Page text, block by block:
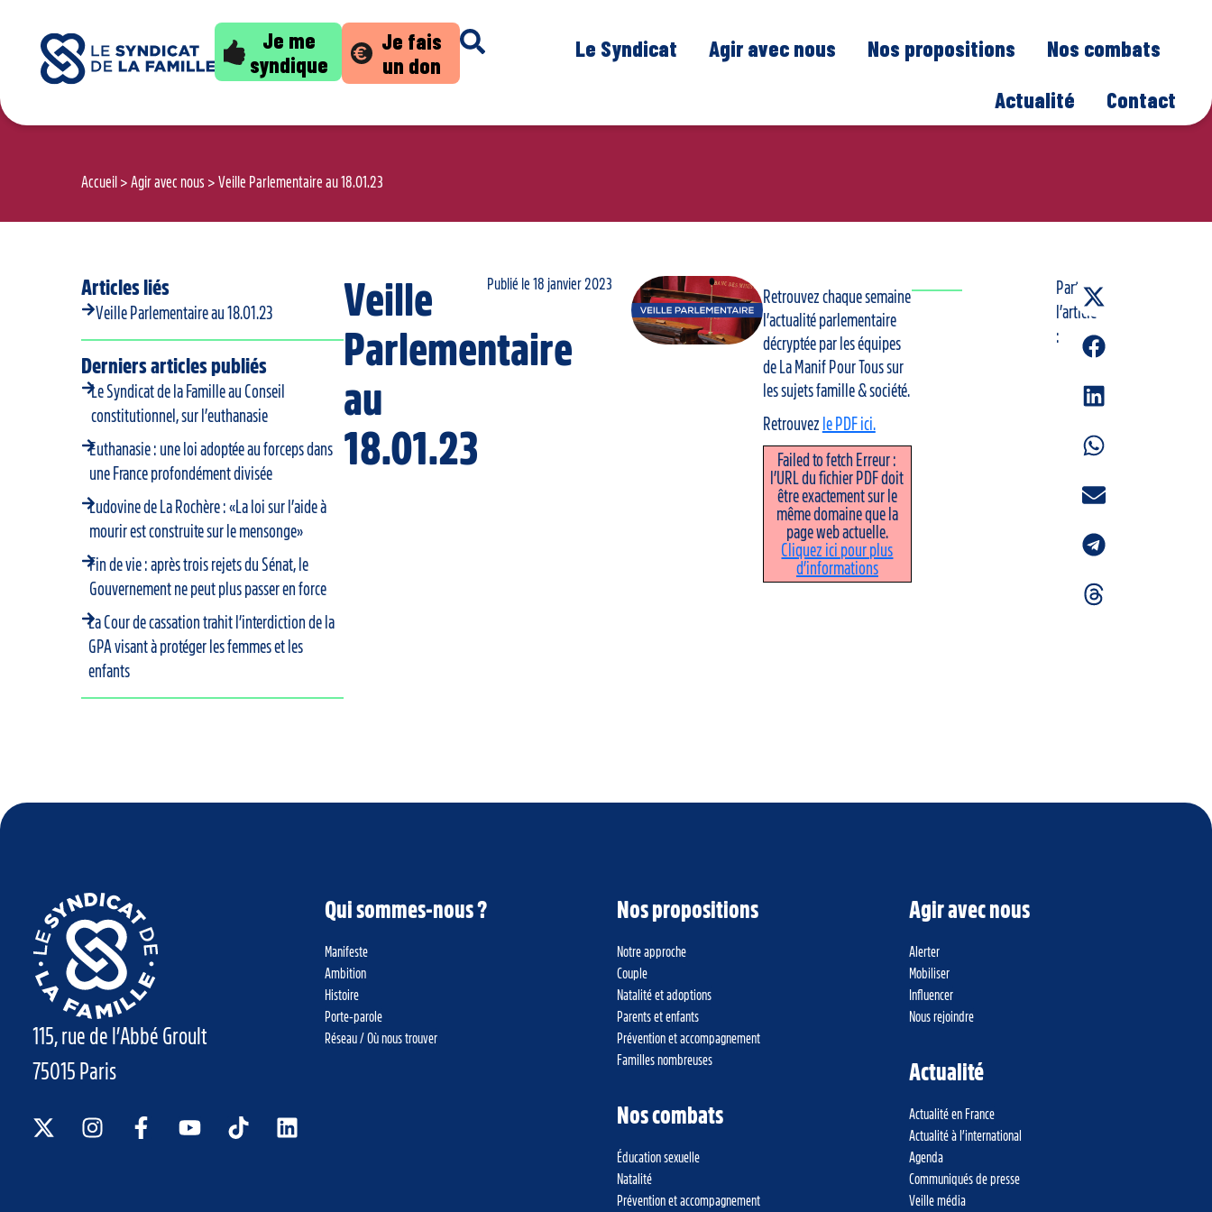
Je me
syndique
Je fais
un don
Le Syndicat Agir avec nous Nos propositions
Nos combats
Actualité
Contact
Accueil > Agir avec nous > Veille Parlementaire au 18.01.23
Articles liés
Veille Parlementaire au 18.01.23
Derniers articles publiés
Le Syndicat de la Famille au Conseil
constitutionnel, sur l’euthanasie
Euthanasie : une loi adoptée au forceps dans
une France profondément divisée
Ludovine de La Rochère : «La loi sur l’aide à
mourir est construite sur le mensonge»
Fin de vie : après trois rejets du Sénat, le
Gouvernement ne peut plus passer en force
La Cour de cassation trahit l’interdiction de la
GPA visant à protéger les femmes et les
enfants
Veille
Parlementaire
au
18.01.23
Publié le 18 janvier 2023
Retrouvez chaque semaine
l’actualité parlementaire
décryptée par les équipes
de La Manif Pour Tous sur
les sujets famille & société.
Retrouvez le PDF ici.
Failed to fetch Erreur :
l’URL du fichier PDF doit
être exactement sur le
même domaine que la
page web actuelle.
Cliquez ici pour plus
d’informations
Partager
l’article
:
115, rue de l’Abbé Groult
75015 Paris
Qui sommes-nous ?
Manifeste
Ambition
Histoire
Porte-parole
Réseau / Où nous trouver
Nos propositions
Notre approche
Couple
Natalité et adoptions
Parents et enfants
Prévention et accompagnement
Familles nombreuses
Nos combats
Éducation sexuelle
Natalité
Prévention et accompagnement
Agir avec nous
Alerter
Mobiliser
Influencer
Nous rejoindre
Actualité
Actualité en France
Actualité à l’international
Agenda
Communiqués de presse
Veille média